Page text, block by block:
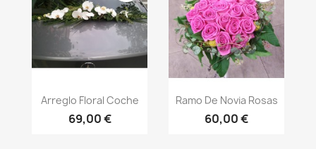
Vista rápida
Arreglo Floral Coche
69,00 €
 Vista rápida
Ramo De Novia Rosas
60,00 €